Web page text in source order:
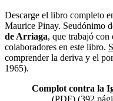
Descarge el libro completo
Maurice Pinay. Seudónimo
de Arriaga, que trabajó con
colaboradores en este libro.
comprender la deriva y el
1965).
Complot contra la
(PDF) (392